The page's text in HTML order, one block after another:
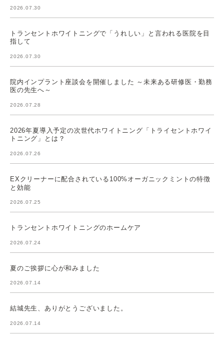
2026.07.30
トランセントホワイトニングで「うれしい」と言われる医院を目
指して
2026.07.30
院内インプラント座談会を開催しました ～未来ある研修医・勤務
医の先生へ～
2026.07.28
2026年夏導入予定の次世代ホワイトニング「トライセントホワイ
トニング」とは？
2026.07.26
EXクリーナーに配合されている100%オーガニックミントの特徴
と効能
2026.07.25
トランセントホワイトニングのホームケア
2026.07.24
夏のご挨拶に心が和みました
2026.07.14
結城先生、ありがとうございました。
2026.07.14